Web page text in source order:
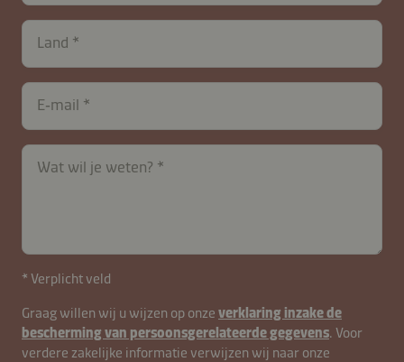
Land
E‑mail
Wat wil je weten?
* Verplicht veld
Graag willen wij u wijzen op onze verklaring inzake de
bescherming van persoonsgerelateerde gegevens. Voor
verdere zakelijke informatie verwijzen wij naar onze